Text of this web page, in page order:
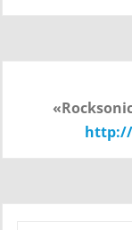
http://